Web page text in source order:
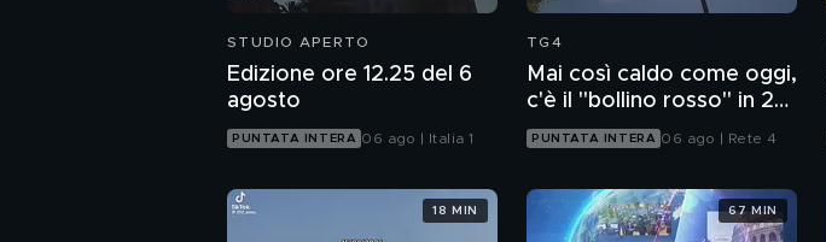
STUDIO APERTO
Edizione ore 12.25 del 6
agosto
PUNTATA INTERA 06 ago | Italia 1
TG4
Mai così caldo come oggi,
c'è il "bollino rosso" in 27
città
PUNTATA INTERA 06 ago | Rete 4
18 MIN 67 MIN